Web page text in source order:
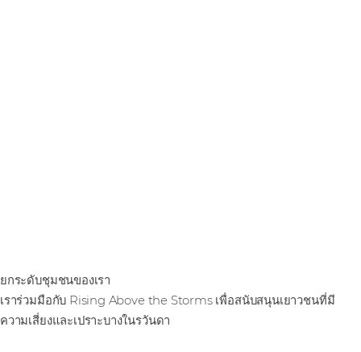
ยกระดับชุมชนของเรา
เราร่วมมือกับ Rising Above the Storms เพื่อสนับสนุนเยาวชนที่มี
ความเสี่ยงและเปราะบางในรวันดา